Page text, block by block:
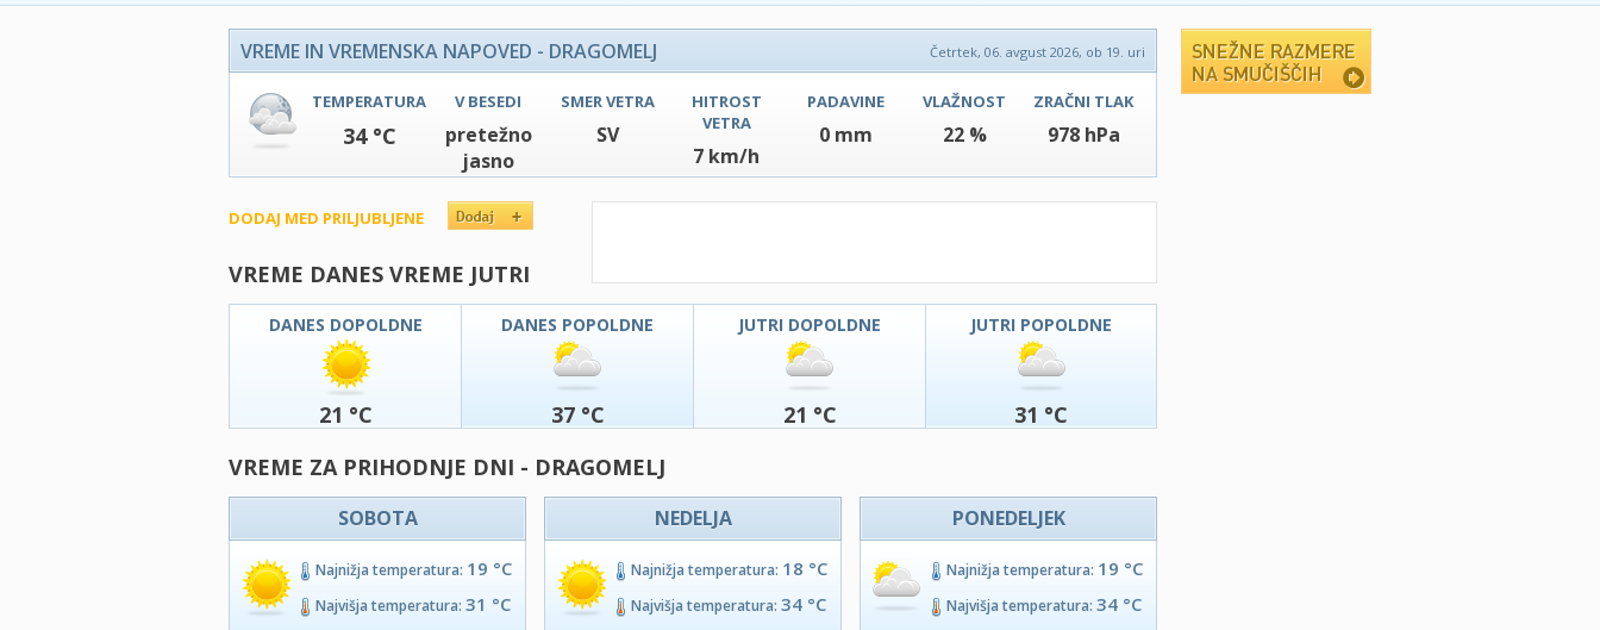
VREME IN VREMENSKA NAPOVED - DRAGOMELJ Četrtek, 06. avgust 2026, ob 19. uri
TEMPERATURA
34 °C
V BESEDI
pretežno
jasno
SMER VETRA
SV
HITROST
VETRA
7 km/h
PADAVINE
0 mm
VLAŽNOST
22 %
ZRAČNI TLAK
978 hPa
DODAJ MED PRILJUBLJENE
VREME DANES VREME JUTRI
DANES DOPOLDNE
21 °C
DANES POPOLDNE
37 °C
JUTRI DOPOLDNE
21 °C
JUTRI POPOLDNE
31 °C
VREME ZA PRIHODNJE DNI - DRAGOMELJ
SOBOTA
Najnižja temperatura: 19 °C
Najvišja temperatura: 31 °C
NEDELJA
Najnižja temperatura: 18 °C
Najvišja temperatura: 34 °C
PONEDELJEK
Najnižja temperatura: 19 °C
Najvišja temperatura: 34 °C